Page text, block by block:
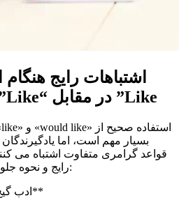
اشتباهات رایج هنگام
Like” در مقابل “Like
استفاده صحیح از «would like» و «like
بسیار مهم است، اما
قواعد گرامری متفاوت اشتباه می
رایج و نحوه جلوگیری از آنها آورده شده است:
1. **ادب گیج کننده و ترجیح عمومی**